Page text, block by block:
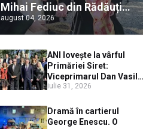
Mihai Fediuc din Rădăuți a
trecut la Biserica Creștină
Ortodoxă Valahă. ÎPS
Calinic anunță că îi
pregătește judecata
canonică
august 04, 2026
ANI lovește la vârful
Primăriei Siret:
Viceprimarul Dan Vasile
Sauciuc, declarat
cumul de funcții
iulie 31, 2026
Dramă în cartierul
George Enescu. O